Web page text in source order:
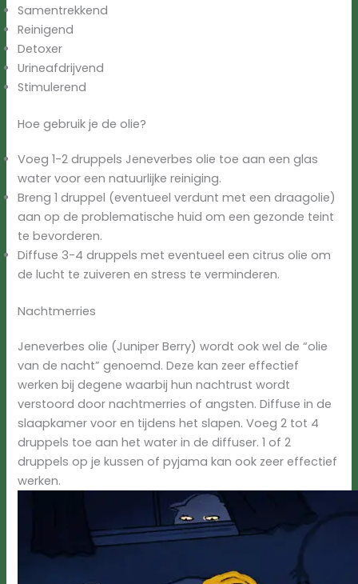
Samentrekkend
Reinigend
Detoxer
Urineafdrijvend
Stimulerend
Hoe gebruik je de olie?
Voeg 1-2 druppels Jeneverbes olie toe aan een glas
water voor een natuurlijke reiniging.
Breng 1 druppel (eventueel verdunt met een draagolie)
aan op de problematische huid om ​een gezonde teint
te bevorderen.
Diffuse 3-4 druppels met eventueel een citrus olie om
de lucht te zuiveren en stress te verminderen.
Nachtmerries
Jeneverbes olie (Juniper Berry) wordt ook wel de “olie
van de nacht” genoemd. Deze kan zeer effectief
werken bij degene waarbij hun nachtrust wordt
verstoord door nachtmerries of angsten. Diffuse in de
slaapkamer voor en tijdens het slapen. Voeg 2 tot 4
druppels toe aan het water in de diffuser. 1 of 2
druppels op je kussen of pyjama kan ook zeer effectief
werken.